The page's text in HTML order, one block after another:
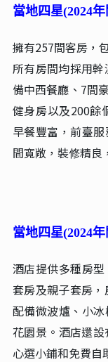
000平方米的會議
當地準五星
建築面積20500
飲，水療和康樂為
經營理念，誠信
領時尚新潮流。